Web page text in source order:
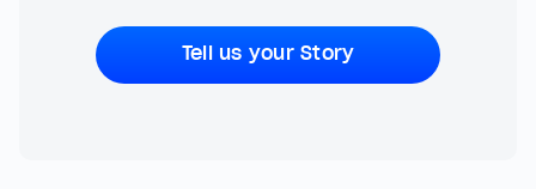
Tell us your Story